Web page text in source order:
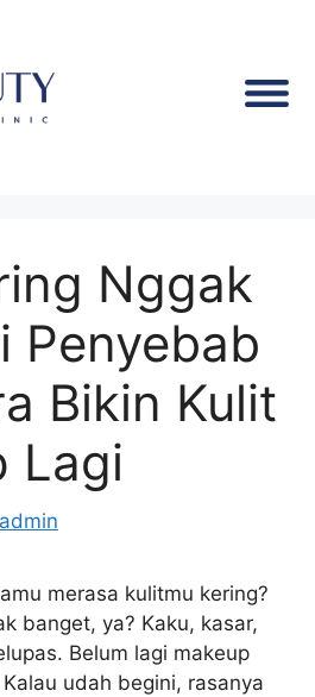
Nggak
Penyebab
Bikin Kulit
Lagi
admin
merasa kulitmu kering?
banget, ya? Kaku, kasar,
Belum lagi makeup
udah begini, rasanya